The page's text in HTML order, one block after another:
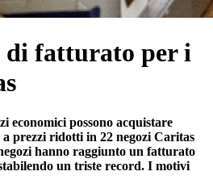
di fatturato per i
economici possono acquistare
prezzi ridotti in 22 negozi Caritas
hanno raggiunto un fatturato
un triste record. I motivi